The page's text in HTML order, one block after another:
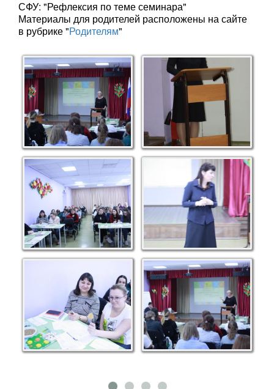
СФУ: "Рефлексия по теме семинара"
Материалы для родителей расположены на сайте
в рубрике "Родителям"